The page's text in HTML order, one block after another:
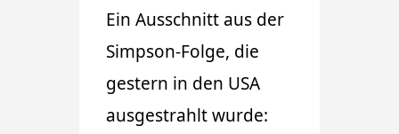
Ein Ausschnitt aus der
Simpson-Folge, die
gestern in den USA
ausgestrahlt wurde: